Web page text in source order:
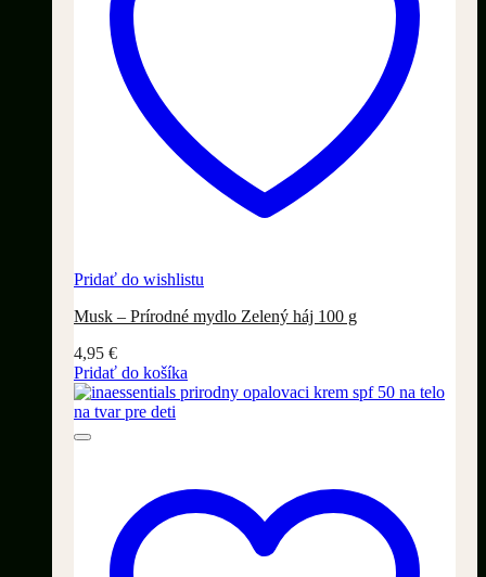
Pridať do wishlistu
Musk – Prírodné mydlo Zelený háj 100 g
4,95 €
Pridať do košíka